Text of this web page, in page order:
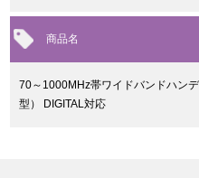
商品名
70～1000MHz帯ワイドバンドハン
型） DIGITAL対応